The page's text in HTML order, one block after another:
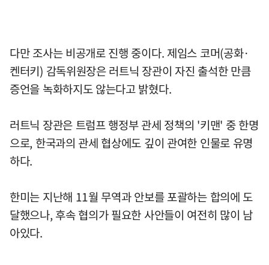
다만 조사는 비공개로 진행 중이다. 제임스 코머(공화·
켄터키) 감독위원장은 러트닉 장관이 자진 출석한 만큼
증언을 녹화하지도 않는다고 밝혔다.
러트닉 장관은 트럼프 행정부 관세 정책의 '키맨' 중 한명
으로, 한국과의 관세 협상에도 깊이 관여한 인물로 유명
하다.
한미는 지난해 11월 무역과 안보를 포괄하는 합의에 도
달했으나, 후속 협의가 필요한 사안들이 여전히 많이 남
아있다.